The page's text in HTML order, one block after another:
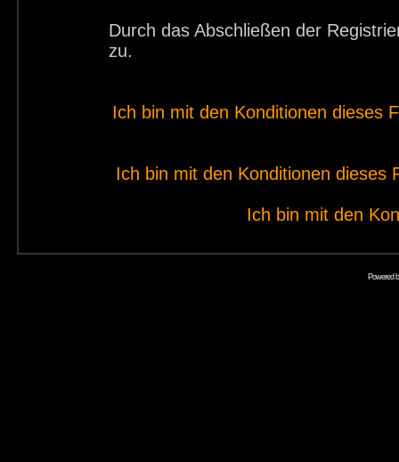
Durch das Abschließen der
zu.
Ich bin mit den Konditionen dieses
Ich bin mit den Konditionen dieses
Ich bin mit den
Powered